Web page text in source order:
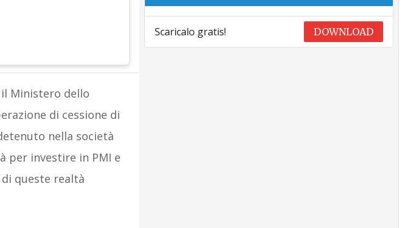
Ministero dello
di cessione di
nella società
per investire in PMI e
queste realtà
Scaricalo gratis! DOWNLOAD